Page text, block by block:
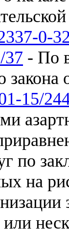
0-
37 - По
15/
по
на